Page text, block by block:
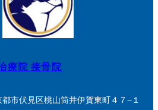
療院 接骨院
市伏見区桃山筒井伊賀東町４７−１